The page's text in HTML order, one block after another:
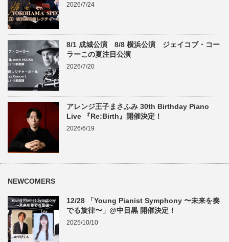
2026/7/24
8/1 成城公演 8/8 横浜公演 ジェイコブ・コー
ラーこの夏注目公演
2026/7/20
アレンジ王子まさふみ 30th Birthday Piano
Live 『Re:Birth』開催決定！
2026/6/19
NEWCOMERS
12/28 「Young Pianist Symphony 〜未来を奏
でる旋律〜」@中目黒 開催決定！
2025/10/10